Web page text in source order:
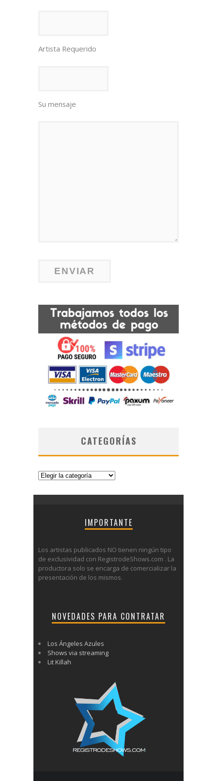
Artista Requerido
Su mensaje
CATEGORÍAS
Categorías
IMPORTANTE
Los artistas publicados NO tienen ningún tipo
de exclusividad con RegistrodeShows.com . La
productora solo se encarga de comercializar la
presentación de los mismos.
NOVEDADES PARA CONTRATAR
Los Ángeles Azules
Shows via streaming
Lit Killah